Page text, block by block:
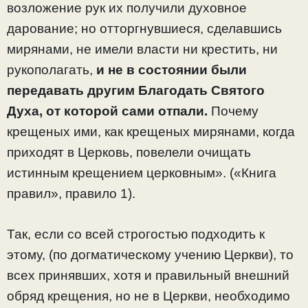
возложение рук их получили духовное
дарование; но отторгнувшиеся, сделавшись
мирянами, не имели власти ни крестить, ни
рукополагать, и не в состоянии были
передавать другим Благодать Святого
Духа, от которой сами отпали. Почему
крещеных ими, как крещеных мирянами, когда
приходят в Церковь, повелели очищать
истинным крещением церковным». («Книга
правил», правило 1).
Так, если со всей строгостью подходить к
этому, (по догматическому учению Церкви), то
всех принявших, хотя и правильный внешний
обряд крещения, но не в Церкви, необходимо